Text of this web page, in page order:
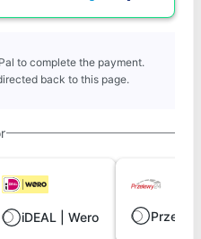
to complete the payment.
back to this page.
iDEAL | Wero